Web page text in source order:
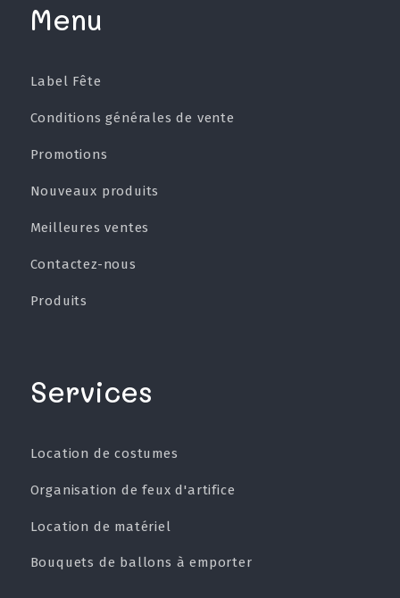
Menu
Label Fête
Conditions générales de vente
Promotions
Nouveaux produits
Meilleures ventes
Contactez-nous
Produits
Services
Location de costumes
Organisation de feux d'artifice
Location de matériel
Bouquets de ballons à emporter